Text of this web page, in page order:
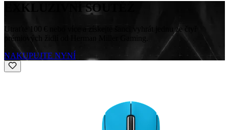
EXKLUZIVNÍ SOUTĚŽ
Utraťte 100 € nebo více a získejte šanci vyhrát jednu ze čtyř
prémiových židlí od Herman Miller Gaming.
NAKUPUJTE NYNÍ